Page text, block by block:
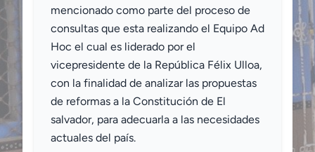
mencionado como parte del proceso de
consultas que esta realizando el Equipo Ad
Hoc el cual es liderado por el
vicepresidente de la República Félix Ulloa,
con la finalidad de analizar las propuestas
de reformas a la Constitución de El
salvador, para adecuarla a las necesidades
actuales del país.